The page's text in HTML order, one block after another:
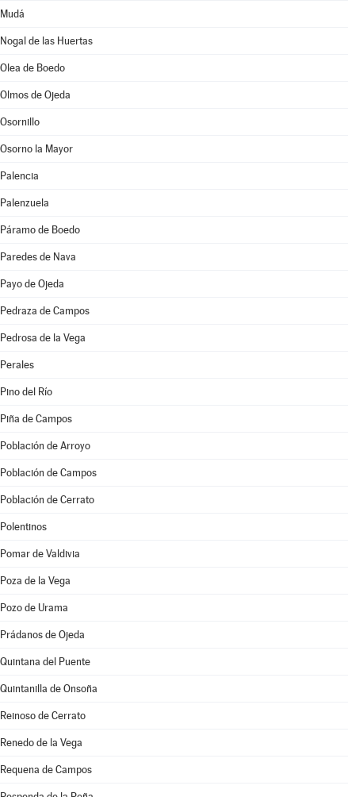
Mudá
Nogal de las Huertas
Olea de Boedo
Olmos de Ojeda
Osornillo
Osorno la Mayor
Palencia
Palenzuela
Páramo de Boedo
Paredes de Nava
Payo de Ojeda
Pedraza de Campos
Pedrosa de la Vega
Perales
Pino del Río
Piña de Campos
Población de Arroyo
Población de Campos
Población de Cerrato
Polentinos
Pomar de Valdivia
Poza de la Vega
Pozo de Urama
Prádanos de Ojeda
Quintana del Puente
Quintanilla de Onsoña
Reinoso de Cerrato
Renedo de la Vega
Requena de Campos